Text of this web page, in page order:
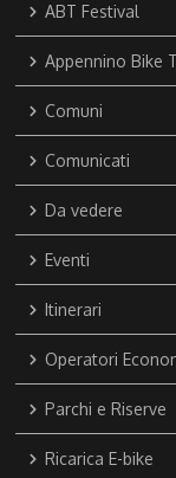
ABT Festival
Appennino Bike
Comuni
Comunicati
Da vedere
Eventi
Itinerari
Operatori
Parchi e Riserve
Ricarica E-bike